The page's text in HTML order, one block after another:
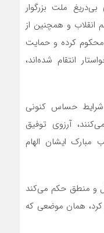
ملت بزرگوار
انقلاب و همچنین از
محکوم کرده و حمایت
انتقام شده‌اند،
شرایط حساس کنونی
آرزوی توفیق
مبارک ایشان الهام
و منطق حکم می‌کند
همان موضعی که